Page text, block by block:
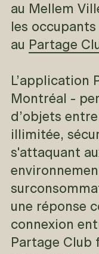
au Mellem
les
au Partage
L’application
Montréal -
d’objets entre
illimitée,
s'attaquant
une réponse
connexion
Partage Club